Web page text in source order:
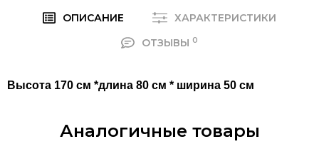
ОПИСАНИЕ
ХАРАКТЕРИСТИКИ
ОТЗЫВЫ 0
Высота 170 см *длина 80 см * ширина 50 см
Аналогичные товары